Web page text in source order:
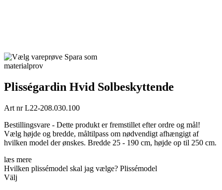
Spara som
materialprov
Plisségardin Hvid Solbeskyttende
Art nrL22-208.030.100
Bestillingsvare - Dette produkt er fremstillet efter ordre og mål!
Vælg højde og bredde, måltilpass om nødvendigt afhængigt af
hvilken model der ønskes. Bredde 25 - 190 cm, højde op til 250 cm.
læs mere
Hvilken plissémodel skal jag vælge? Plissémodel
Välj